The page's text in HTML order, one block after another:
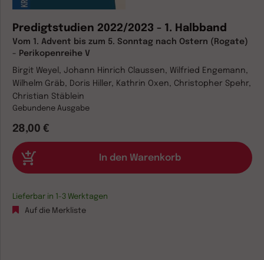
Predigtstudien 2022/2023 - 1. Halbband
Vom 1. Advent bis zum 5. Sonntag nach Ostern (Rogate)
- Perikopenreihe V
Birgit Weyel, Johann Hinrich Claussen, Wilfried Engemann,
Wilhelm Gräb, Doris Hiller, Kathrin Oxen, Christopher Spehr,
Christian Stäblein
Gebundene Ausgabe
28,00 €
Lieferbar in 1-3 Werktagen
Auf die Merkliste